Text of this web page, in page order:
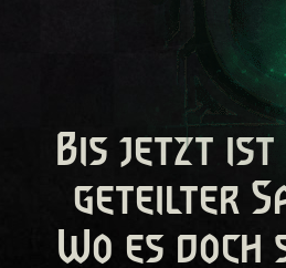
Bis jetzt ist
geteilter
Wo es doch